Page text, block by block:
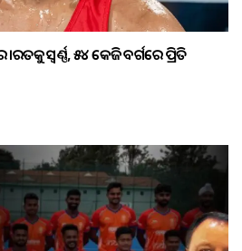
ସ୍ବର୍ଣ୍ଣ, ୫୪ କେଜି ବର୍ଗରେ ପ୍ରିତି